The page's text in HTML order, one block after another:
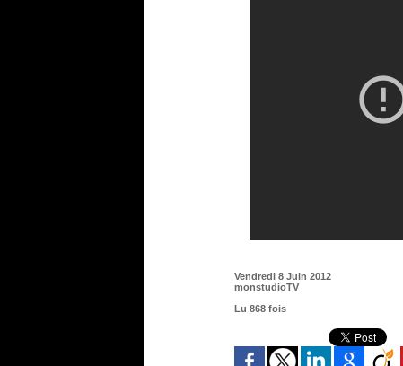
Vendredi 8 Juin 2012
monstudioTV
Lu 868 fois